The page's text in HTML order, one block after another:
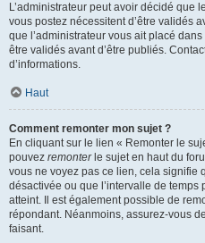
L’administrateur peut avoir décidé que
vous postez nécessitent d’être validés
que l’administrateur vous ait placé
être validés avant d’être publiés.
d’informations.
Haut
Comment remonter mon sujet ?
En cliquant sur le lien « Remonter le
pouvez remonterle sujet en haut du
vous ne voyez pas ce lien, cela signifie
désactivée ou que l’intervalle de temps
atteint. Il est également possible de
répondant. Néanmoins, assurez-vous
faisant.